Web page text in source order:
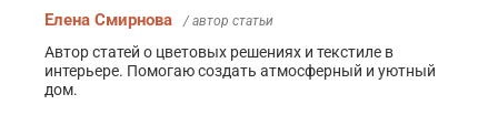
Елена Смирнова / автор статьи
Автор статей о цветовых решениях и текстиле в
интерьере. Помогаю создать атмосферный и уютный
дом.